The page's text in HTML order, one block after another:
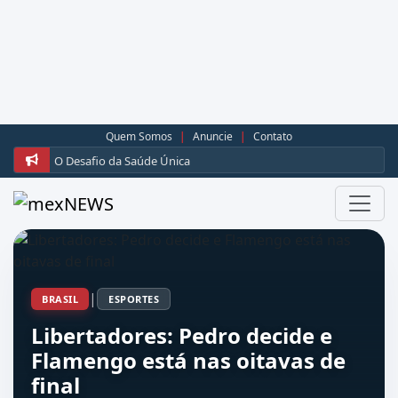
O Desafio da Saúde Única
Quem Somos | Anuncie | Contato
BRASIL | ESPORTES
Libertadores: Pedro decide e
Flamengo está nas oitavas de
final